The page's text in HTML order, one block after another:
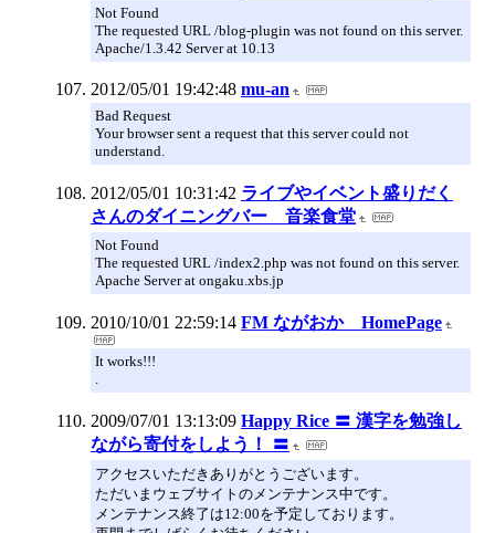
Not Found
The requested URL /blog-plugin was not found on this server.
Apache/1.3.42 Server at 10.13
2012/05/01 19:42:48 mu-an
Bad Request
Your browser sent a request that this server could not
understand.
2012/05/01 10:31:42 ライブやイベント盛りだく
さんのダイニングバー 音楽食堂
Not Found
The requested URL /index2.php was not found on this server.
Apache Server at ongaku.xbs.jp
2010/10/01 22:59:14 FM ながおか HomePage
It works!!!
2009/07/01 13:13:09 Happy Rice 〓 漢字を勉強し
ながら寄付をしよう！ 〓
アクセスいただきありがとうございます。
ただいまウェブサイトのメンテナンス中です。
メンテナンス終了は12:00を予定しております。